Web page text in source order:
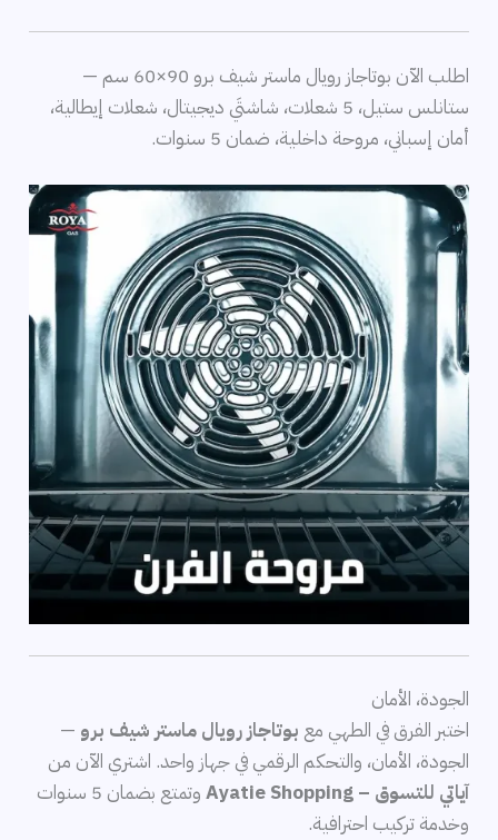
اطلب الآن بوتاجاز رويال ماستر شيف برو 90×60 سم —
ستانلس ستيل، 5 شعلات، شاشتَي ديجيتال، شعلات إيطالية،
أمان إسباني، مروحة داخلية، ضمان 5 سنوات.
الجودة، الأمان
اختبر الفرق في الطهي مع بوتاجاز رويال ماستر شيف برو —
الجودة، الأمان، والتحكم الرقمي في جهاز واحد. اشتري الآن من
آياتي للتسوق – Ayatie Shopping
وتمتع بضمان 5 سنوات
وخدمة تركيب احترافية.